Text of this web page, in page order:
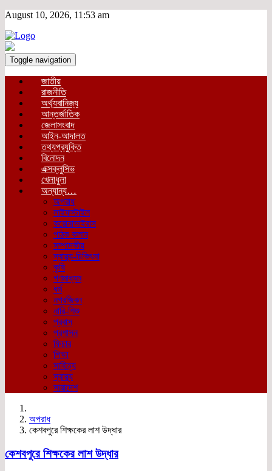
August 10, 2026, 11:53 am
Toggle navigation
জাতীয়
রাজনীতি
অর্থ্যবানিজ্য
আন্তর্জাতিক
জেলাসংবাদ
আইন-আদালত
তথ্যপ্রযুক্তি
বিনোদন
এক্সক্লুসিভ
খেলাধুলা
অন্যান্য…
অপরাধ
লাইফস্টাইল
করোনাভাইরাস
পাঠক কলাম
সম্পাদকীয়
স্বাস্থ্য-চিকিৎসা
কৃষি
গণমাধ্যম
ধর্ম
নগরজিবন
নারি-শিশু
প্রবাস
প্রশাসন
ফিচার
শিক্ষা
সাহিত্য
স্বাস্থ্য
সারাদেশ
অপরাধ
কেশবপুরে শিক্ষকের লাশ উদ্ধার
কেশবপুরে শিক্ষকের লাশ উদ্ধার